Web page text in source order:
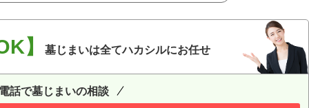
】 墓じまいは全てハカシルにお任せ
話で墓じまいの相談